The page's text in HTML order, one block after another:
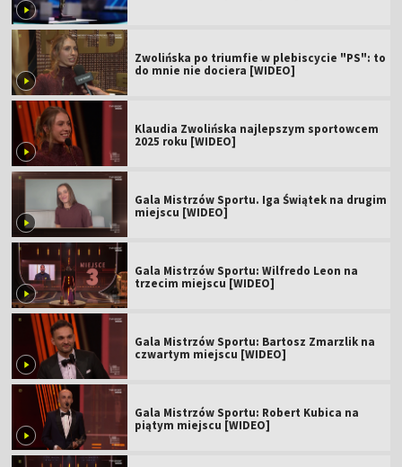
Zwolińska po triumfie w plebiscycie "PS": to
do mnie nie dociera [WIDEO]
Klaudia Zwolińska najlepszym sportowcem
2025 roku [WIDEO]
Gala Mistrzów Sportu. Iga Świątek na drugim
miejscu [WIDEO]
Gala Mistrzów Sportu: Wilfredo Leon na
trzecim miejscu [WIDEO]
Gala Mistrzów Sportu: Bartosz Zmarzlik na
czwartym miejscu [WIDEO]
Gala Mistrzów Sportu: Robert Kubica na
piątym miejscu [WIDEO]